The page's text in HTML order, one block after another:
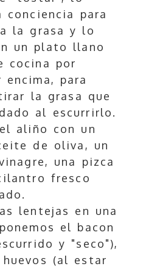
conciencia para
la grasa y lo
un plato llano
cocina por
para
la grasa que
al escurrirlo.
aliño con un
de oliva, un
una pizca
fresco
lentejas en una
el bacon
y "seco"),
(al estar